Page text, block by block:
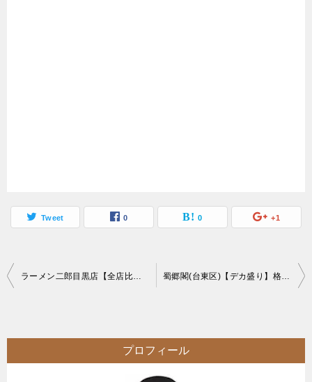
Tweet 0 0 +1
投
ビ
ゲ
ラーメン二郎目黒店【全店比較】1番安くて2番めに古い非乳化ラーメン二郎 蜀郷閣(台東区)【デカ盛り】格安コスパの本格中華店にて大食いオフ会特注メニュー
プロフィール